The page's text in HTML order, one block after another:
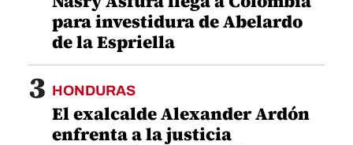
HONDURAS
Asopodehu condena supuestas
tácticas dilatorias en proceso
contra Roosevelt Hernández